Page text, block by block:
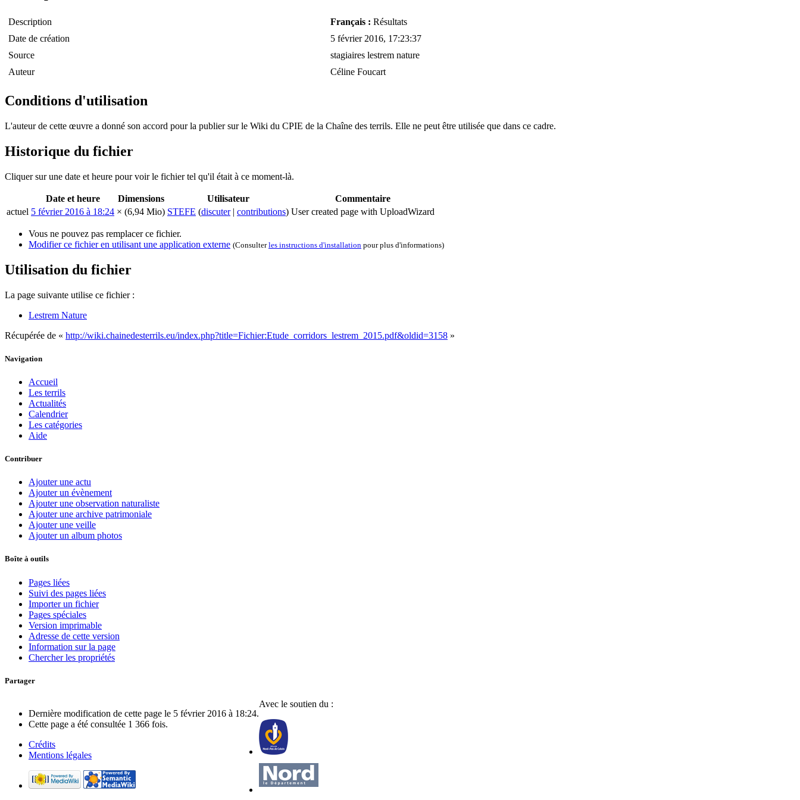
Description Français : Résultats
Date de création
5 février 2016, 17:23:37
Source
stagiaires lestrem nature
Auteur
Céline Foucart
Conditions d'utilisation
L'auteur de cette œuvre a donné son accord pour la publier sur le Wiki du CPIE de la Chaîne des terrils. Elle ne peut être utilisée que dans ce cadre.
Historique du fichier
Cliquer sur une date et heure pour voir le fichier tel qu'il était à ce moment-là.
Date et heure Dimensions Utilisateur
Commentaire
actuel 5 février 2016 à 18:24 × (6,94 Mio) STEFE (discuter| contributions) User created page with UploadWizard
Vous ne pouvez pas remplacer ce fichier.
Modifier ce fichier en utilisant une application externe (Consulterles instructions d'installation pour plus d'informations)
Utilisation du fichier
La page suivante utilise ce fichier :
Lestrem Nature
Récupérée de « http://wiki.chainedesterrils.eu/index.php?title=Fichier:Etude_corridors_lestrem_2015.pdf&oldid=3158 »
Navigation
Accueil
Les terrils
Actualités
Calendrier
Les catégories
Aide
Contribuer
Ajouter une actu
Ajouter un évènement
Ajouter une observation naturaliste
Ajouter une archive patrimoniale
Ajouter une veille
Ajouter un album photos
Boîte à outils
Pages liées
Suivi des pages liées
Importer un fichier
Pages spéciales
Version imprimable
Adresse de cette version
Information sur la page
Chercher les propriétés
Partager
Dernière modification de cette page le 5 février 2016 à 18:24.
Cette page a été consultée 1 366 fois.
Crédits
Mentions légales
Avec le soutien du :